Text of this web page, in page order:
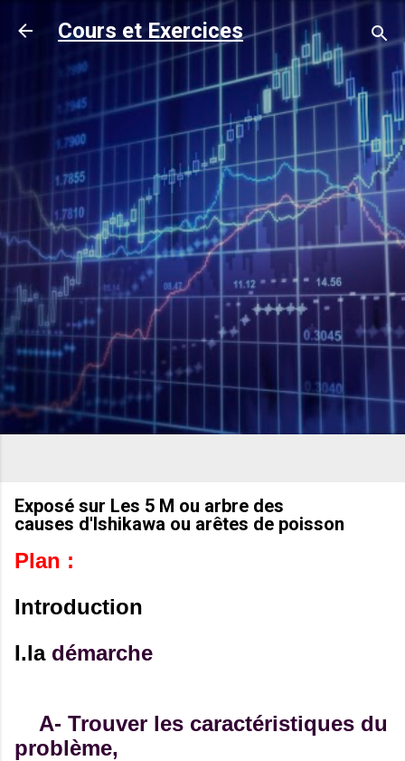
Accéder au contenu principal
Cours et Exercices
Exposé sur Les 5 M ou arbre des
causes d'Ishikawa ou arêtes de poisson
Plan :
Introduction
I.la démarche
A- Trouver les caractéristiques du
problème,